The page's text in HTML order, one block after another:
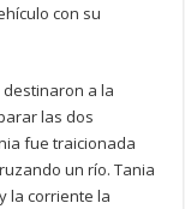
con su
a la
las dos
fue traicionada
un río. Tania
la corriente la